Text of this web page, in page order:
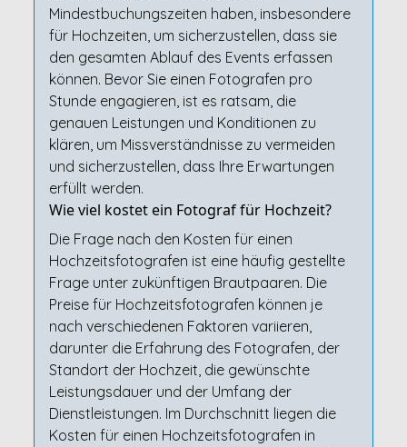
Mindestbuchungszeiten haben, insbesondere
für Hochzeiten, um sicherzustellen, dass sie
den gesamten Ablauf des Events erfassen
können. Bevor Sie einen Fotografen pro
Stunde engagieren, ist es ratsam, die
genauen Leistungen und Konditionen zu
klären, um Missverständnisse zu vermeiden
und sicherzustellen, dass Ihre Erwartungen
erfüllt werden.
Wie viel kostet ein Fotograf für Hochzeit?
Die Frage nach den Kosten für einen
Hochzeitsfotografen ist eine häufig gestellte
Frage unter zukünftigen Brautpaaren. Die
Preise für Hochzeitsfotografen können je
nach verschiedenen Faktoren variieren,
darunter die Erfahrung des Fotografen, der
Standort der Hochzeit, die gewünschte
Leistungsdauer und der Umfang der
Dienstleistungen. Im Durchschnitt liegen die
Kosten für einen Hochzeitsfotografen in